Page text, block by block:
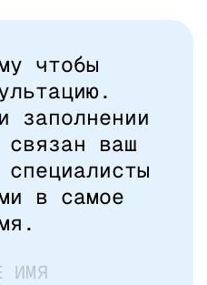
чтобы
заполнении
ваш
в самое